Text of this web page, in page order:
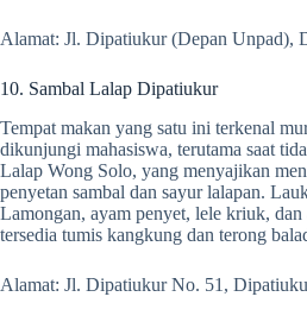
Alamat: Jl. Dipatiukur (Depan Unpad),
10. Sambal Lalap Dipatiukur
Tempat makan yang satu ini terkenal
dikunjungi mahasiswa, terutama saat
Lalap Wong Solo, yang menyajikan
penyetan sambal dan sayur lalapan.
Lamongan, ayam penyet, lele kriuk,
tersedia tumis kangkung dan terong
Alamat: Jl. Dipatiukur No. 51,